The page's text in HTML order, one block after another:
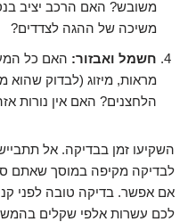
משובש? האם הרכב יציב
משיכה של ההגה לצדדים?
חשמל ואבזור: האם כל
מראות, מיזוג (לבדוק
הלחצנים? האם אין נורות
השקיעו זמן בבדיקה. אל
לבדיקה מקיפה במוסך שאתם
אם אפשר. בדיקה טובה לפני
לכם עשרות אלפי שקלים